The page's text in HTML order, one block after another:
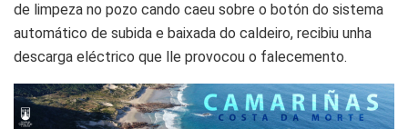
de limpeza no pozo cando caeu sobre o botón do sistema
automático de subida e baixada do caldeiro, recibiu unha
descarga eléctrico que lle provocou o falecemento.